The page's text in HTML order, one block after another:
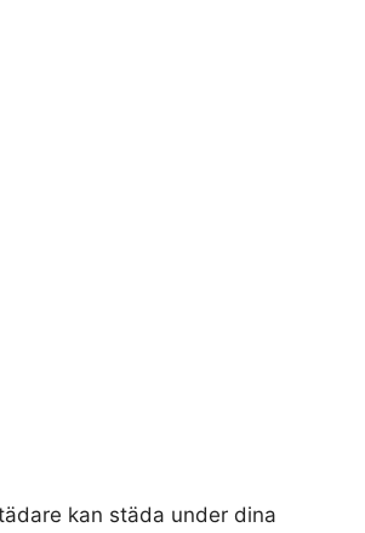
kan städa under dina